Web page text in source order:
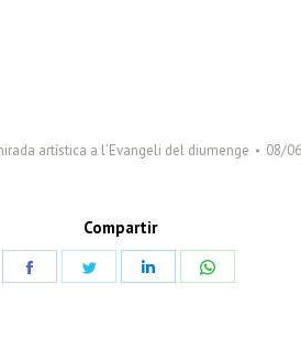
artística a l’Evangeli del diumenge 08/
Compartir
Share
Share